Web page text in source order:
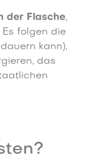
der Flasche,
Es folgen die
kann),
das